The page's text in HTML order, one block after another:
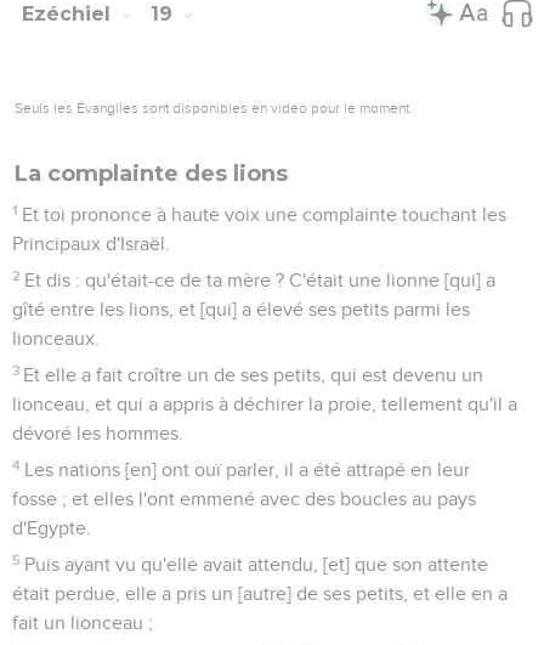
Ezéchiel 19
Seuls les Évangiles sont disponibles en vidéo pour le moment.
La complainte des lions
1 Et toi prononce à haute voix une complainte touchant les
Principaux d'Israël.
2 Et dis : qu'était-ce de ta mère ? C'était une lionne [qui] a
gîté entre les lions, et [qui] a élevé ses petits parmi les
lionceaux.
3 Et elle a fait croître un de ses petits, qui est devenu un
lionceau, et qui a appris à déchirer la proie, tellement qu'il a
dévoré les hommes.
4 Les nations [en] ont ouï parler, il a été attrapé en leur
fosse ; et elles l'ont emmené avec des boucles au pays
d'Egypte.
5 Puis ayant vu qu'elle avait attendu, [et] que son attente
était perdue, elle a pris un [autre] de ses petits, et elle en a
fait un lionceau ;